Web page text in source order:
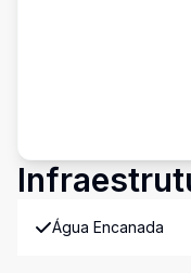
Água Encanada